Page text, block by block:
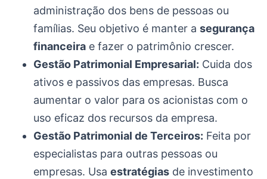
administração dos bens de pessoas ou
famílias. Seu objetivo é manter a segurança
financeira e fazer o patrimônio crescer.
Gestão Patrimonial Empresarial: Cuida dos
ativos e passivos das empresas. Busca
aumentar o valor para os acionistas com o
uso eficaz dos recursos da empresa.
Gestão Patrimonial de Terceiros: Feita por
especialistas para outras pessoas ou
empresas. Usa estratégias de investimento